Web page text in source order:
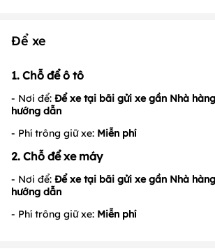
Để xe
1. Chỗ để ô tô
- Nơi để: Để xe tại bãi gửi xe gần Nhà
hướng dẫn
- Phí trông giữ xe: Miễn phí
2. Chỗ để xe máy
- Nơi để: Để xe tại bãi gửi xe gần Nhà
hướng dẫn
- Phí trông giữ xe: Miễn phí